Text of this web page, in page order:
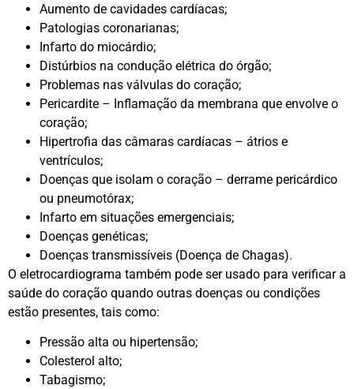
Aumento de cavidades cardíacas;
Patologias coronarianas;
Infarto do miocárdio;
Distúrbios na condução elétrica do órgão;
Problemas nas válvulas do coração;
Pericardite – Inflamação da membrana que envolve o
coração;
Hipertrofia das câmaras cardíacas – átrios e
ventrículos;
Doenças que isolam o coração – derrame pericárdico
ou pneumotórax;
Infarto em situações emergenciais;
Doenças genéticas;
Doenças transmissíveis (Doença de Chagas).
O eletrocardiograma também pode ser usado para verificar a
saúde do coração quando outras doenças ou condições
estão presentes, tais como:
Pressão alta ou hipertensão;
Colesterol alto;
Tabagismo;